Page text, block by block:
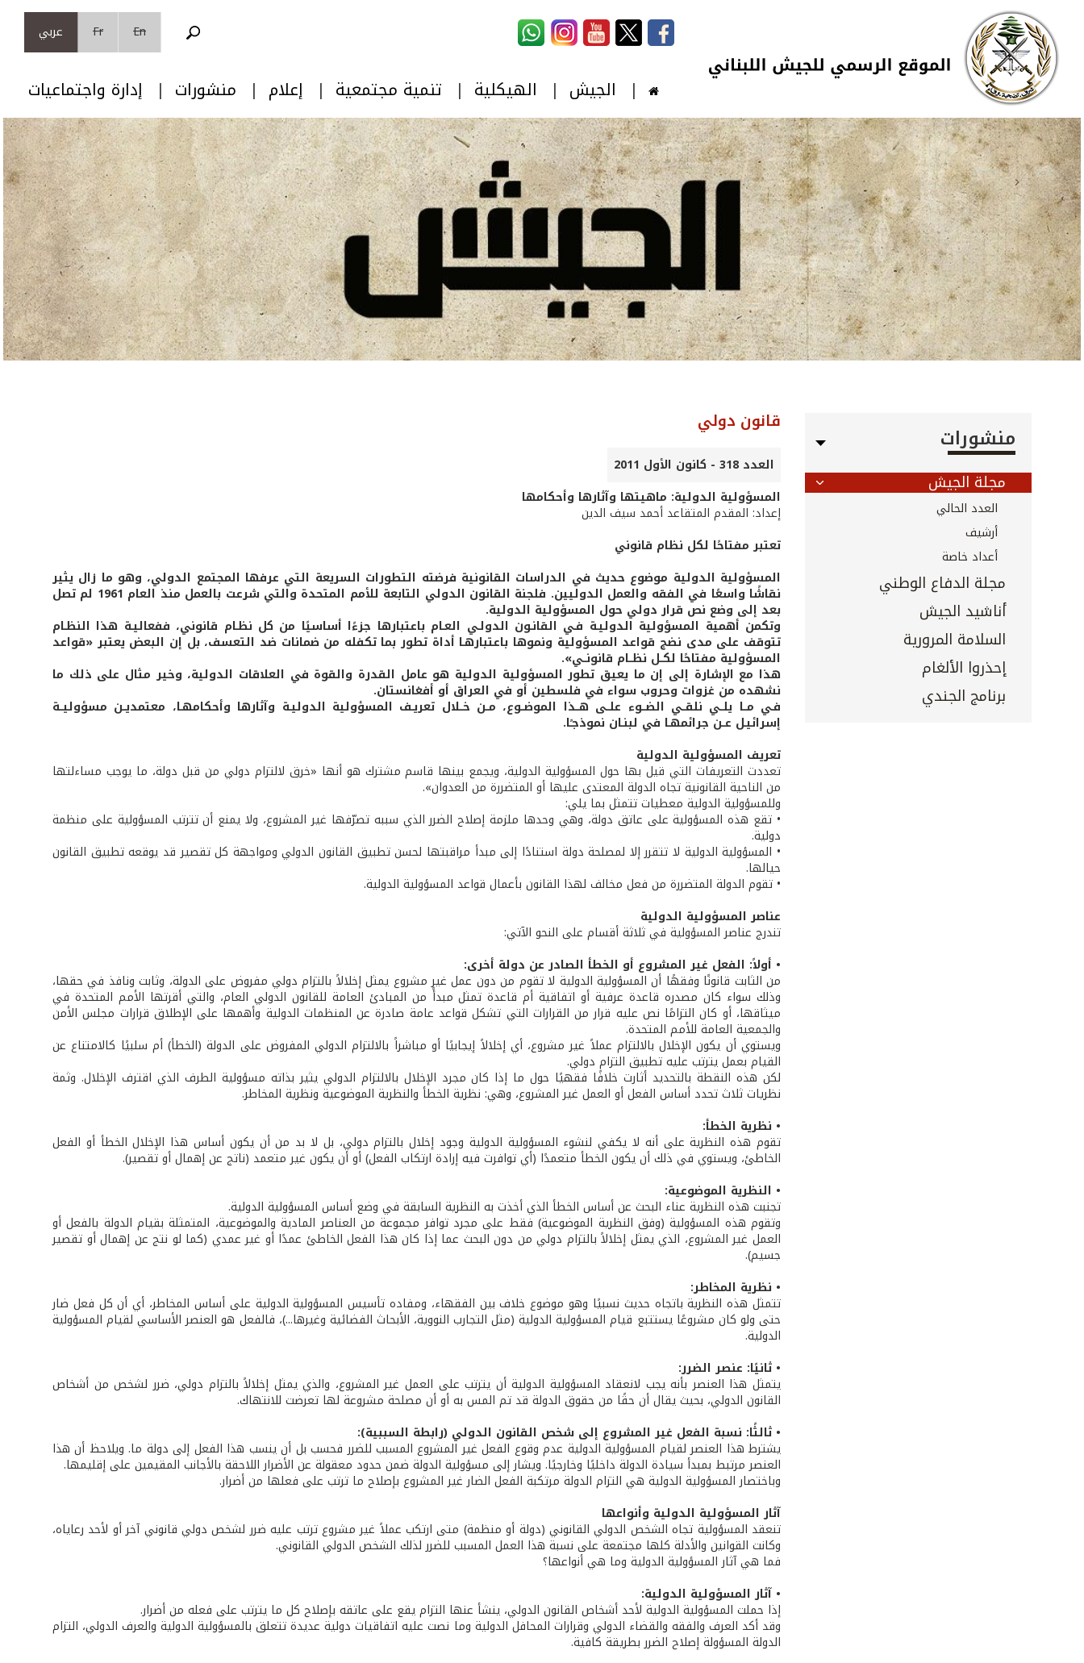
تجاوز إلى المحتوى الرئيسي
Skip to navigation
En
Fr عربي
الجيش الهيكلية تنمية مجتمعية إعلام منشورات إدارة واجتماعيات
منشورات
مجلة الجيش
العدد الحالي
أرشيف
أعداد خاصة
مجلة الدفاع الوطني
أناشيد الجيش
السلامة المرورية
إحذروا الألغام
برنامج الجندي
قانون دولي
العدد 318 - كانون الأول 2011
المسؤولية الدولية: ماهيتها وآثارها وأحكامها
إعداد: المقدم المتقاعد أحمد سيف الدين
تعتبر مفتاحًا لكل نظام قانوني
المسؤولية الدولية موضوع حديث في الدراسات القانونية فرضته التطورات السريعة التي عرفها المجتمع الدولي، وهو ما زال يثير
نقاشًا واسعًا في الفقه والعمل الدوليين. فلجنة القانون الدولي التابعة للأمم المتحدة والتي شرعت بالعمل منذ العام 1961 لم تصل
بعد إلى وضع نص قرار دولي حول المسؤولية الدولية.
وتكمن أهمية المسؤولية الدوليـة فـي القانـون الدولـي العـام باعتبارها جزءًا أساسيًا من كل نظـام قانوني، ففعاليـة هذا النظـام
تتوقف على مدى نضج قواعد المسؤولية ونموها باعتبارهـا أداة تطور بما تكفله من ضمانات ضد التعسف، بل إن البعض يعتبر «قواعد
المسؤولية مفتاحًا لكــل نظــام قانونــي».
هذا مع الإشارة إلى إن ما يعيق تطور المسؤولية الدولية هو عامل القدرة والقوة في العلاقات الدولية، وخير مثال على ذلك ما
نشهده من غزوات وحروب سواء في فلسطين أو في العراق أو أفغانستان.
فـي مــا يلــي نلقــي الضــوء علــى هــذا الموضــوع، مــن خــلال تعريـف المسؤولية الدوليـة وآثارها وأحكامهـا، معتمديــن مسؤوليــة
إسرائيـل عــن جرائمهـا في لبنـان نموذجـًا.
تعريف المسؤولية الدولية
تعددت التعريفات التي قيل بها حول المسؤولية الدولية، ويجمع بينها قاسم مشترك هو أنها «خرق لالتزام دولي من قبل دولة، ما يوجب مساءلتها
من الناحية القانونية تجاه الدولة المعتدى عليها أو المتضررة من العدوان».
وللمسؤولية الدولية معطيات تتمثل بما يلي:
• تقع هذه المسؤولية على عاتق دولة، وهي وحدها ملزمة إصلاح الضرر الذي سببه تصرّفها غير المشروع، ولا يمنع أن تترتب المسؤولية على منظمة
دولية.
• المسؤولية الدولية لا تتقرر إلا لمصلحة دولة استنادًا إلى مبدأ مراقبتها لحسن تطبيق القانون الدولي ومواجهة كل تقصير قد يوقعه تطبيق القانون
حيالها.
• تقوم الدولة المتضررة من فعل مخالف لهذا القانون بأعمال قواعد المسؤولية الدولية.
عناصر المسؤولية الدولية
تندرج عناصر المسؤولية في ثلاثة أقسام على النحو الآتي:
• أولاً: الفعل غير المشروع أو الخطأ الصادر عن دولة أخرى:
من الثابت قانونًا وفقهًا أن المسؤولية الدولية لا تقوم من دون عمل غير مشروع يمثل إخلالاً بالتزام دولي مفروض على الدولة، وثابت ونافذ في حقها،
وذلك سواء كان مصدره قاعدة عرفية أو اتفاقية أم قاعدة تمثل مبدأً من المبادئ العامة للقانون الدولي العام، والتي أقرتها الأمم المتحدة في
ميثاقها، أو كان التزامًا نص عليه قرار من القرارات التي تشكل قواعد عامة صادرة عن المنظمات الدولية وأهمها على الإطلاق قرارات مجلس الأمن
والجمعية العامة للأمم المتحدة.
ويستوي أن يكون الإخلال بالالتزام عملاً غير مشروع، أي إخلالاً إيجابيًا أو مباشراً بالالتزام الدولي المفروض على الدولة (الخطأ) أم سلبيًا كالامتناع عن
القيام بعمل يترتب عليه تطبيق التزام دولي.
لكن هذه النقطة بالتحديد أثارت خلافًا فقهيًا حول ما إذا كان مجرد الإخلال بالالتزام الدولي يثير بذاته مسؤولية الطرف الذي اقترف الإخلال. وثمة
نظريات ثلاث تحدد أساس الفعل أو العمل غير المشروع، وهي: نظرية الخطأ والنظرية الموضوعية ونظرية المخاطر.
• نظرية الخطأ:
تقوم هذه النظرية على أنه لا يكفي لنشوء المسؤولية الدولية وجود إخلال بالتزام دولي، بل لا بد من أن يكون أساس هذا الإخلال الخطأ أو الفعل
الخاطئ، ويستوي في ذلك أن يكون الخطأ متعمدًا (أي توافرت فيه إرادة ارتكاب الفعل) أو أن يكون غير متعمد (ناتج عن إهمال أو تقصير).
• النظرية الموضوعية:
تجنبت هذه النظرية عناء البحث عن أساس الخطأ الذي أخذت به النظرية السابقة في وضع أساس المسؤولية الدولية.
وتقوم هذه المسؤولية (وفق النظرية الموضوعية) فقط على مجرد توافر مجموعة من العناصر المادية والموضوعية، المتمثلة بقيام الدولة بالفعل أو
العمل غير المشروع، الذي يمثل إخلالاً بالتزام دولي من دون البحث عما إذا كان هذا الفعل الخاطئ عمدًا أو غير عمدي (كما لو نتج عن إهمال أو تقصير
جسيم).
• نظرية المخاطر:
تتمثل هذه النظرية باتجاه حديث نسبيًا وهو موضوع خلاف بين الفقهاء، ومفاده تأسيس المسؤولية الدولية على أساس المخاطر، أي أن كل فعل ضار
حتى ولو كان مشروعًا يستتبع قيام المسؤولية الدولية (مثل التجارب النووية، الأبحاث الفضائية وغيرها...)، فالفعل هو العنصر الأساسي لقيام المسؤولية
الدولية.
• ثانيًا: عنصر الضرر:
يتمثل هذا العنصر بأنه يجب لانعقاد المسؤولية الدولية أن يترتب على العمل غير المشروع، والذي يمثل إخلالاً بالتزام دولي، ضرر لشخص من أشخاص
القانون الدولي، بحيث يقال أن حقًا من حقوق الدولة قد تم المس به أو أن مصلحة مشروعة لها تعرضت للانتهاك.
• ثالثًا: نسبة الفعل غير المشروع إلى شخص القانون الدولي (رابطة السببية):
يشترط هذا العنصر لقيام المسؤولية الدولية عدم وقوع الفعل غير المشروع المسبب للضرر فحسب بل أن ينسب هذا الفعل إلى دولة ما. ويلاحظ أن هذا
العنصر مرتبط بمبدأ سيادة الدولة داخليًا وخارجيًا. ويشار إلى مسؤولية الدولة ضمن حدود معقولة عن الأضرار اللاحقة بالأجانب المقيمين على إقليمها.
وباختصار المسؤولية الدولية هي التزام الدولة مرتكبة الفعل الضار غير المشروع بإصلاح ما ترتب على فعلها من أضرار.
آثار المسؤولية الدولية وأنواعها
تنعقد المسؤولية تجاه الشخص الدولي القانوني (دولة أو منظمة) متى ارتكب عملاً غير مشروع ترتب عليه ضرر لشخص دولي قانوني آخر أو لأحد رعاياه،
وكانت القوانين والأدلة كلها مجتمعة على نسبة هذا العمل المسبب للضرر لذلك الشخص الدولي القانوني.
فما هي آثار المسؤولية الدولية وما هي أنواعها؟
• آثار المسؤولية الدولية:
إذا حملت المسؤولية الدولية لأحد أشخاص القانون الدولي، ينشأ عنها التزام يقع على عاتقه بإصلاح كل ما يترتب على فعله من أضرار.
وقد أكد العرف والفقه والقضاء الدولي وقرارات المحافل الدولية وما نصت عليه اتفاقيات دولية عديدة تتعلق بالمسؤولية الدولية والعرف الدولي، التزام
الدولة المسؤولة إصلاح الضرر بطريقة كافية.